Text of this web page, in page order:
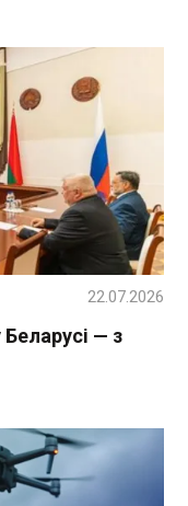
— з
22.07.2026